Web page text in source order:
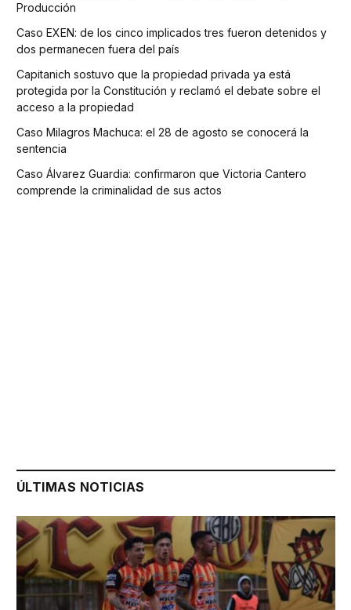
Producción
Caso EXEN: de los cinco implicados tres fueron detenidos y
dos permanecen fuera del país
Capitanich sostuvo que la propiedad privada ya está
protegida por la Constitución y reclamó el debate sobre el
acceso a la propiedad
Caso Milagros Machuca: el 28 de agosto se conocerá la
sentencia
Caso Álvarez Guardia: confirmaron que Victoria Cantero
comprende la criminalidad de sus actos
ÚLTIMAS NOTICIAS